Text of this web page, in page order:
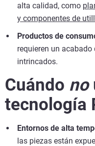
alta calidad, como
y componentes de
Productos de
requieren un
intrincados.
Cuándo no
tecnología
Entornos de alta
las piezas están